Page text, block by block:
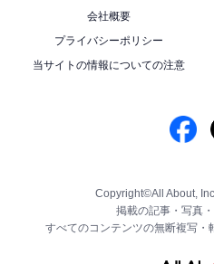
会社概要
プライバシーポリシー
当サイトの情報についての注意
Copyright©All About,
掲載の記事・写真・
すべてのコンテンツの無断複写・